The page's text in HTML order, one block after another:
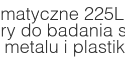
225L
do badania
i